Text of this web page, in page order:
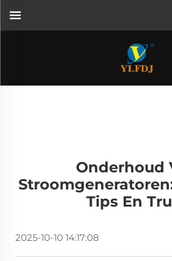
Onderhoud
Tips En
2025-10-10 14:17:08